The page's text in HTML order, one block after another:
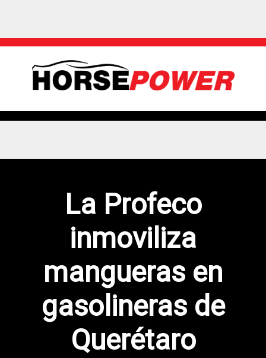
La Profeco
inmoviliza
mangueras en
gasolineras de
Querétaro